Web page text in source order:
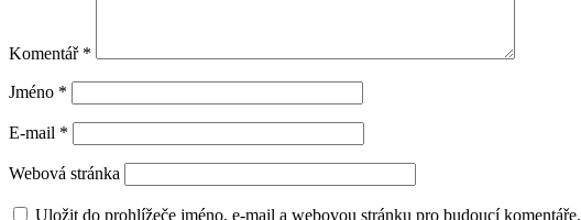
Komentář *
Jméno *
E-mail *
Webová stránka
Uložit do prohlížeče jméno, e-mail a webovou stránku pro budoucí komentáře.